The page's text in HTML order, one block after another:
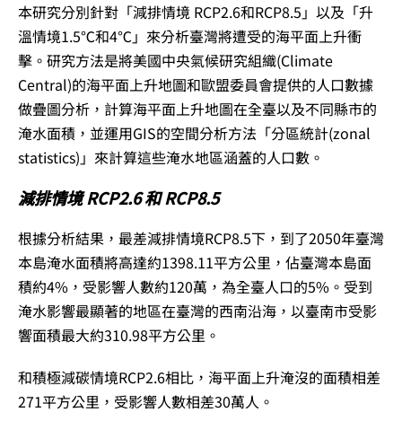
本研究分別針對「減排情境 RCP2.6和RCP8.5」以及「升
溫情境1.5℃和4℃」來分析臺灣將遭受的海平面上升衝
擊。研究方法是將美國中央氣候研究組織(Climate
Central)的海平面上升地圖和歐盟委員會提供的人口數據
做疊圖分析，計算海平面上升地圖在全臺以及不同縣市的
淹水面積，並運用GIS的空間分析方法「分區統計(zonal
statistics)」來計算這些淹水地區涵蓋的人口數。
減排情境 RCP2.6 和 RCP8.5
根據分析結果，最差減排情境RCP8.5下，到了2050年臺灣
本島淹水面積將高達約1398.11平方公里，佔臺灣本島面
積約4%，受影響人數約120萬，為全臺人口的5%。受到
淹水影響最顯著的地區在臺灣的西南沿海，以臺南市受影
響面積最大約310.98平方公里。
和積極減碳情境RCP2.6相比，海平面上升淹沒的面積相差
271平方公里，受影響人數相差30萬人。